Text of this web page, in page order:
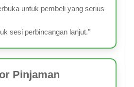
untuk pembeli yang serius
sesi perbincangan lanjut."
Pinjaman